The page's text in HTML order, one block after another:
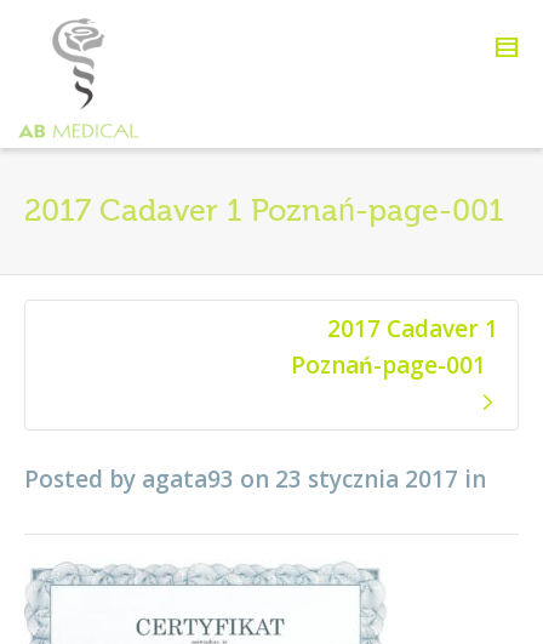
2017 Cadaver 1 Poznań-page-001
2017 Cadaver 1
Poznań-page-001
Posted by agata93 on 23 stycznia 2017 in